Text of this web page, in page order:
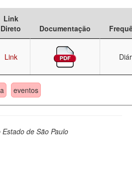
Link
Direto
Documentação
Link
eventos
de São Paulo